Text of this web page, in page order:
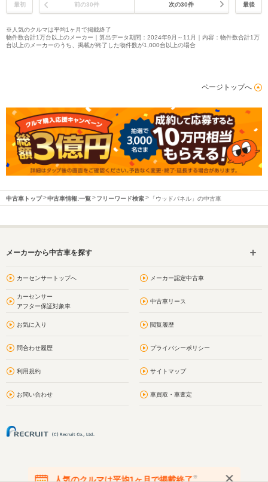
最初 前の30件 次の30件 最後
※人気のクルマは平均1ヶ月で掲載終了
物件数合計1万台以上のメーカー｜算出データ期間：2024年9月～11月｜内容：物件数合計1万
台以上のメーカーのうち、掲載が終了した物件数が1,000台以上の場合
ページトップへ
中古車トップ 中古車情報:一覧 フリーワード検索 「ウッドパネル」の中古車
メーカーから中古車を探す
カーセンサートップへ メーカー認定中古車
カーセンサー
アフター保証対象車
中古車リース
お気に入り 閲覧履歴
問合わせ履歴 プライバシーポリシー
利用規約 サイトマップ
お問い合わせ 車買取・車査定
人気のクルマは平均1ヶ月で掲載終了※